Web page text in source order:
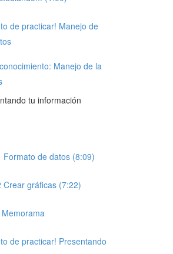
de practicar! Manejo de
Manejo de la
tu información
Formato de datos (8:09)
Crear gráficas (7:22)
Memorama
de practicar! Presentando